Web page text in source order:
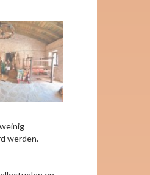
werden.